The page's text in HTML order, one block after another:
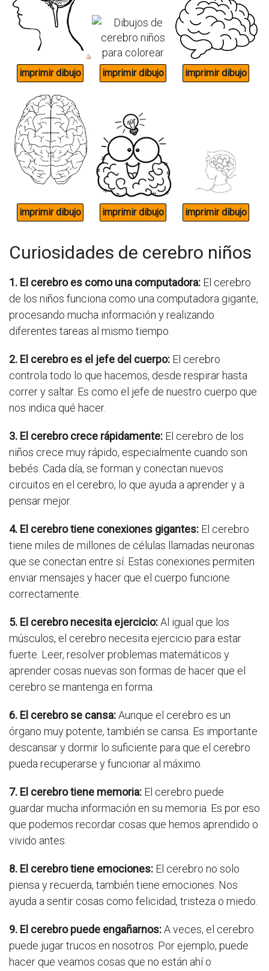
Curiosidades de cerebro niños
1. El cerebro es como una computadora: El cerebro
de los niños funciona como una computadora gigante,
procesando mucha información y realizando
diferentes tareas al mismo tiempo.
2. El cerebro es el jefe del cuerpo: El cerebro
controla todo lo que hacemos, desde respirar hasta
correr y saltar. Es como el jefe de nuestro cuerpo que
nos indica qué hacer.
3. El cerebro crece rápidamente: El cerebro de los
niños crece muy rápido, especialmente cuando son
bebés. Cada día, se forman y conectan nuevos
circuitos en el cerebro, lo que ayuda a aprender y a
pensar mejor.
4. El cerebro tiene conexiones gigantes: El cerebro
tiene miles de millones de células llamadas neuronas
que se conectan entre sí. Estas conexiones permiten
enviar mensajes y hacer que el cuerpo funcione
correctamente.
5. El cerebro necesita ejercicio:Al igual que los
músculos, el cerebro necesita ejercicio para estar
fuerte. Leer, resolver problemas matemáticos y
aprender cosas nuevas son formas de hacer que el
cerebro se mantenga en forma.
6. El cerebro se cansa:Aunque el cerebro es un
órgano muy potente, también se cansa. Es importante
descansar y dormir lo suficiente para que el cerebro
pueda recuperarse y funcionar al máximo.
7. El cerebro tiene memoria: El cerebro puede
guardar mucha información en su memoria. Es por eso
que podemos recordar cosas que hemos aprendido o
vivido antes.
8. El cerebro tiene emociones: El cerebro no solo
piensa y recuerda, también tiene emociones. Nos
ayuda a sentir cosas como felicidad, tristeza o miedo.
9. El cerebro puede engañarnos:A veces, el cerebro
puede jugar trucos en nosotros. Por ejemplo, puede
hacer que veamos cosas que no están ahí o